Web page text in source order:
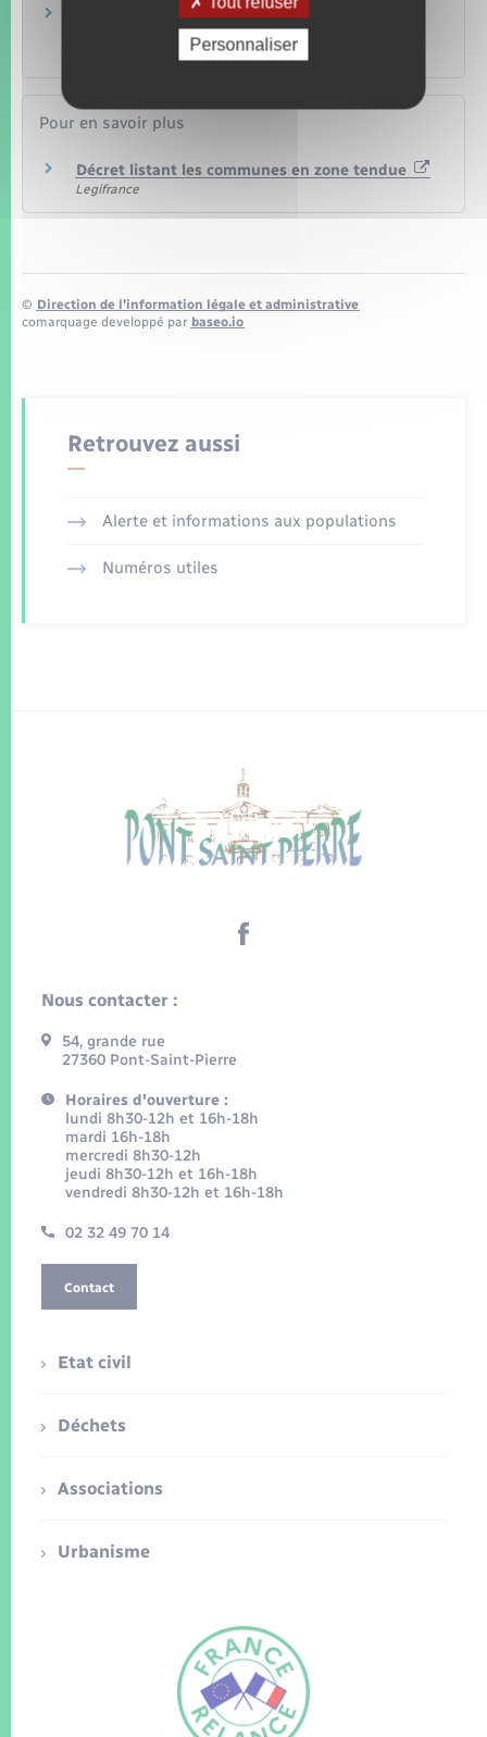
Préavis et formalités du congé donné par le
Pour en savoir plus
Décret listant les communes en zone tendue
Legifrance
© Direction de l’information légale et administrative
comarquage developpé par baseo.io
Retrouvez aussi
Alerte et informations aux populations
Numéros utiles
Nous contacter :
54, grande rue
27360 Pont-Saint-Pierre
Horaires d'ouverture :
lundi 8h30-12h et 16h-18h
mardi 16h-18h
mercredi 8h30-12h
jeudi 8h30-12h et 16h-18h
vendredi 8h30-12h et 16h-18h
02 32 49 70 14
Contact
Etat civil
Déchets
Associations
Urbanisme
Personnaliser